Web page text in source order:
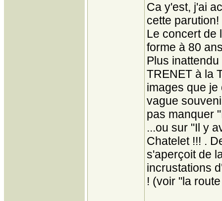
Ca y'est, j'ai
cette parution!
Le concert de
forme à 80
Plus
TRENET à la
images que
vague
pas manquer
...ou sur "Il y
Chatelet !!! .
s'aperçoit de
incrustations
! (voir "la